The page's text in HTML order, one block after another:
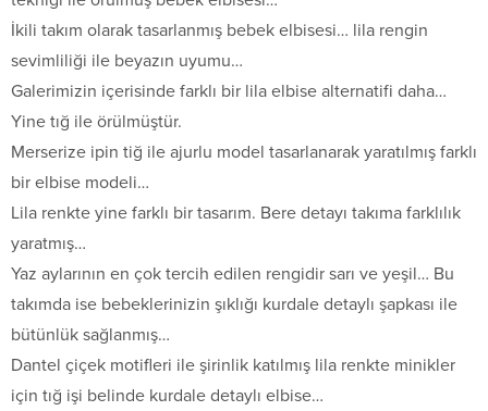
İkili takım olarak tasarlanmış bebek elbisesi… lila rengin
sevimliliği ile beyazın uyumu…
Galerimizin içerisinde farklı bir lila elbise alternatifi daha…
Yine tığ ile örülmüştür.
Merserize ipin tiğ ile ajurlu model tasarlanarak yaratılmış farklı
bir elbise modeli…
Lila renkte yine farklı bir tasarım. Bere detayı takıma farklılık
yaratmış…
Yaz aylarının en çok tercih edilen rengidir sarı ve yeşil… Bu
takımda ise bebeklerinizin şıklığı kurdale detaylı şapkası ile
bütünlük sağlanmış…
Dantel çiçek motifleri ile şirinlik katılmış lila renkte minikler
için tığ işi belinde kurdale detaylı elbise…